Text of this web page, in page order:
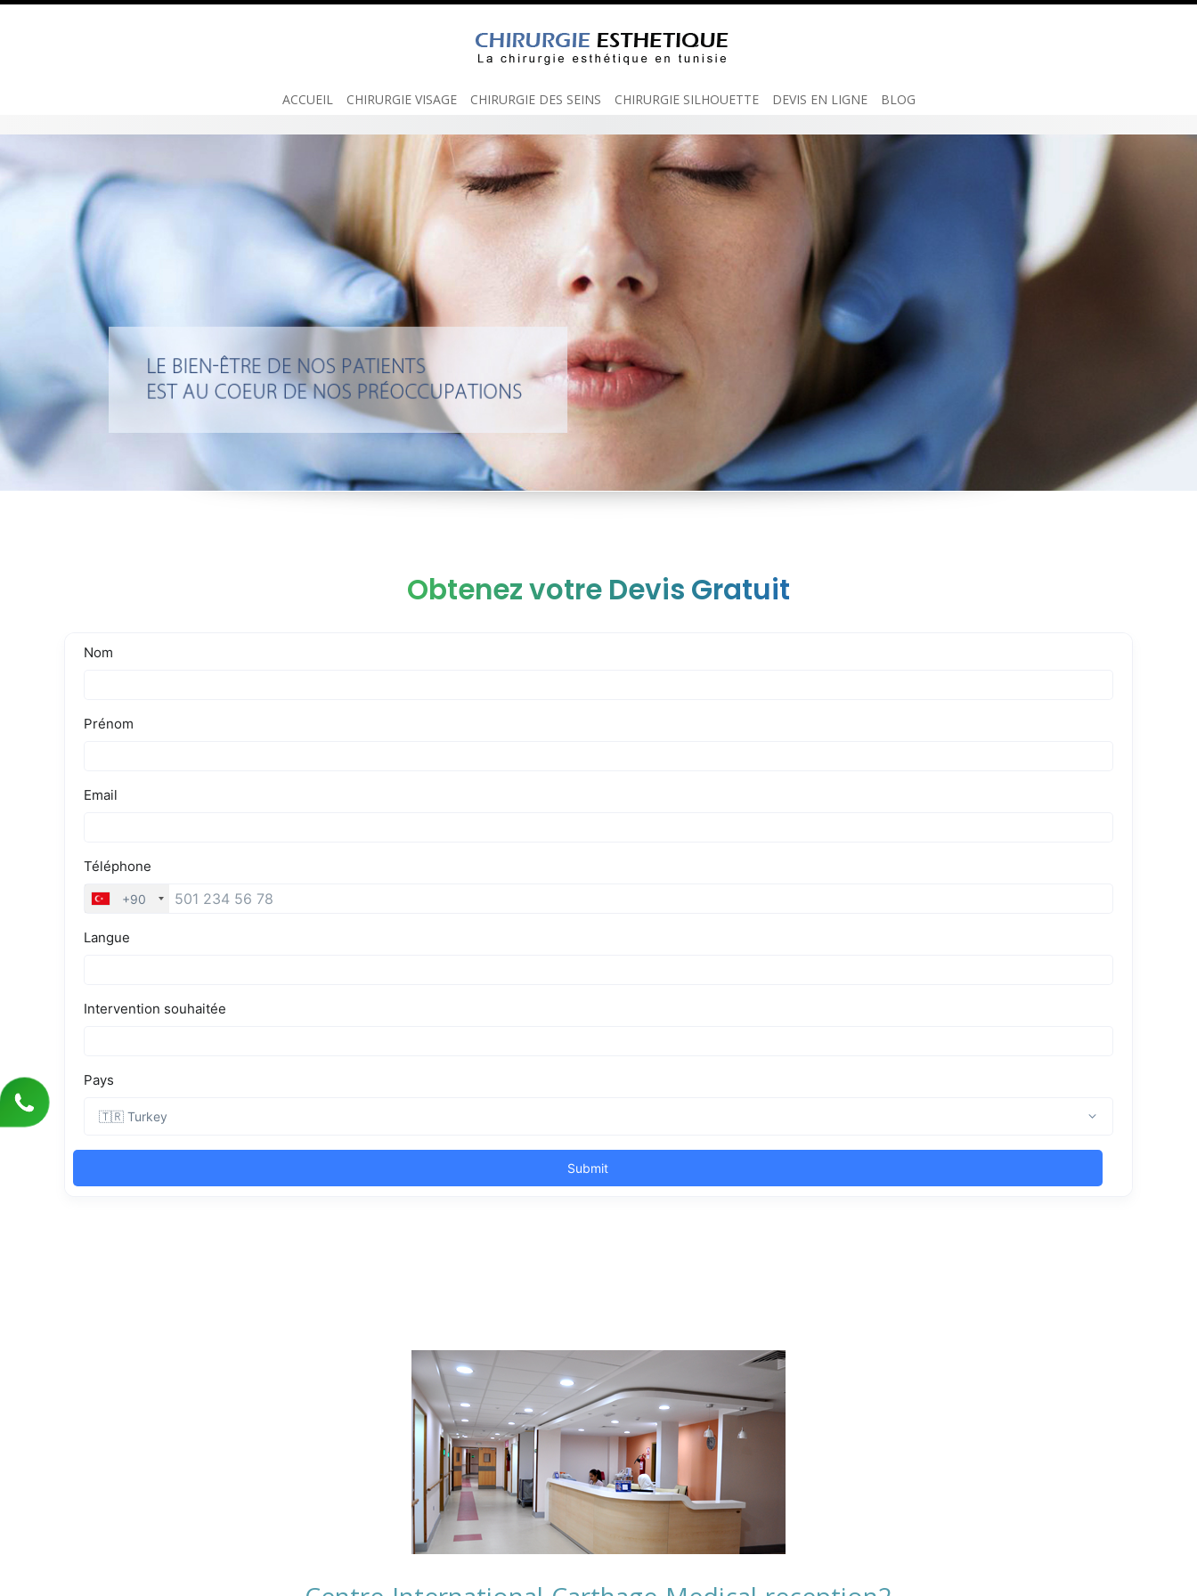
to
content
ACCUEIL CHIRURGIE VISAGE CHIRURGIE DES SEINS CHIRURGIE SILHOUETTE DEVIS EN LIGNE BLOG
Obtenez votre Devis Gratuit